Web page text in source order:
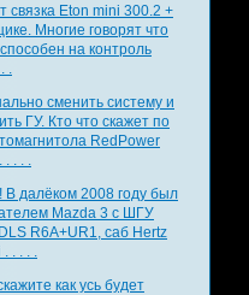
связка Eton mini 300.2 +
Многие говорят что
на контроль
.
сменить систему и
ГУ. Кто что скажет по
RedPower
. . . .
далёком 2008 году был
Mazda 3 с ШГУ
R6A+UR1, саб Hertz
. . . .
как усь будет